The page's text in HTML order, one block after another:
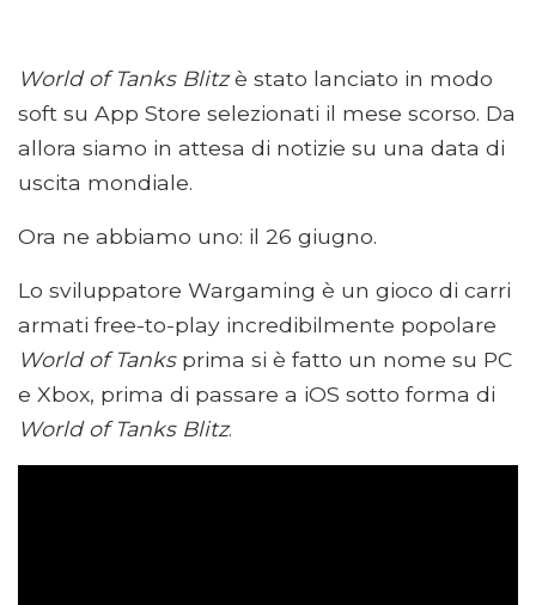
World of Tanks Blitzè stato lanciato in modo
soft su App Store selezionati il ​​mese scorso. Da
allora siamo in attesa di notizie su una data di
uscita mondiale.
Ora ne abbiamo uno: il 26 giugno.
Lo sviluppatore Wargaming è un gioco di carri
armati free-to-play incredibilmente popolare
World of Tanksprima si è fatto un nome su PC
e Xbox, prima di passare a iOS sotto forma di
World of Tanks Blitz.